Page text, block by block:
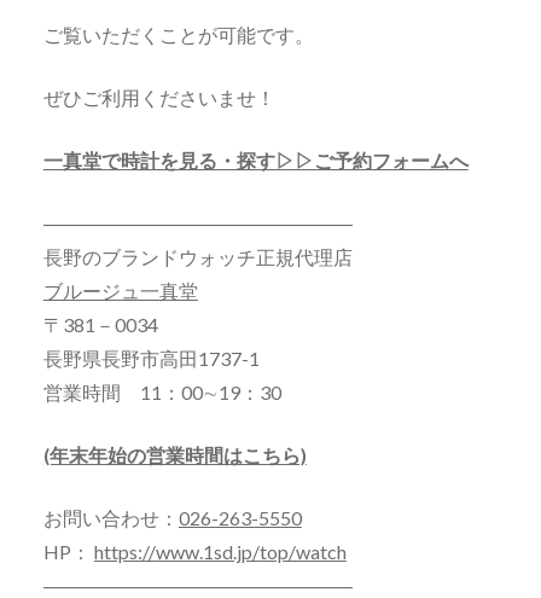
ご覧いただくことが可能です。
ぜひご利用くださいませ！
一真堂で時計を見る・探す▷▷ご予約フォームへ
――――――――――――――――
長野のブランドウォッチ正規代理店
ブルージュ一真堂
〒381－0034
長野県長野市高田1737-1
営業時間 11：00∼19：30
(年末年始の営業時間はこちら)
お問い合わせ： 026-263-5550
HP： https://www.1sd.jp/top/watch
――――――――――――――――